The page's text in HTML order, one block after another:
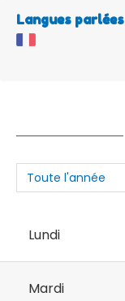
Langues parlées
Lundi
Mardi